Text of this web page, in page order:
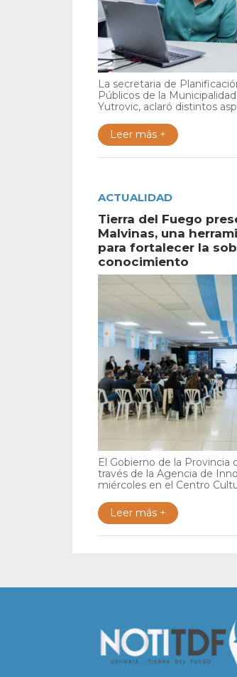
La secretaria de
Públicos de la
Yutrovic, aclaró distintos
Leer más +
ACTUALIDAD
Tierra del Fuego
Malvinas, una
para fortalecer la
conocimiento
El Gobierno de la Provincia
través de la Agencia de
miércoles en el Centro
Leer más +